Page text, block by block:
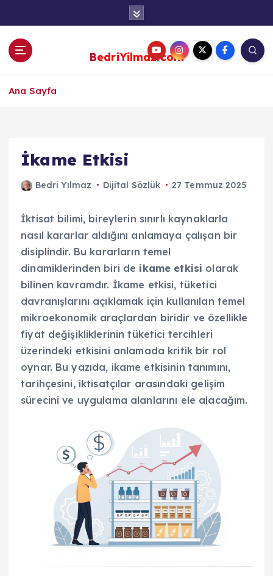
BedriYilmaz.com
Ana Sayfa
İkame Etkisi
Bedri Yılmaz Dijital Sözlük 27 Temmuz 2025
İktisat bilimi, bireylerin sınırlı kaynaklarla
nasıl kararlar aldığını anlamaya çalışan bir
disiplindir. Bu kararların temel
dinamiklerinden biri de ikame etkisi olarak
bilinen kavramdır. İkame etkisi, tüketici
davranışlarını açıklamak için kullanılan temel
mikroekonomik araçlardan biridir ve özellikle
fiyat değişikliklerinin tüketici tercihleri
üzerindeki etkisini anlamada kritik bir rol
oynar. Bu yazıda, ikame etkisinin tanımını,
tarihçesini, iktisatçılar arasındaki gelişim
sürecini ve uygulama alanlarını ele alacağım.